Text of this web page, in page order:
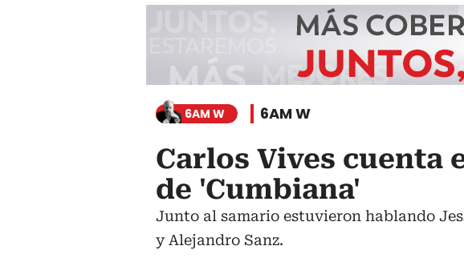
6AM W 6AM W
Carlos Vives cuenta
de 'Cumbiana'
Junto al samario estuvieron hablando
y Alejandro Sanz.